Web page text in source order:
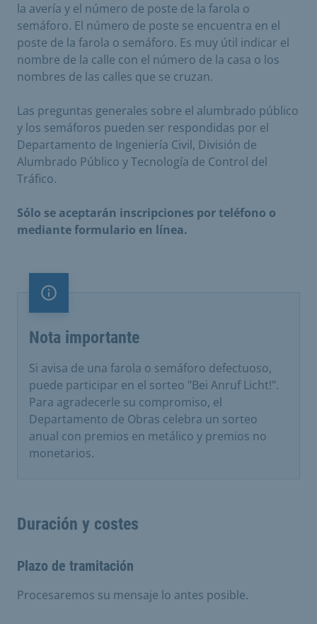
la avería y el número de poste de la farola o
semáforo. El número de poste se encuentra en el
poste de la farola o semáforo. Es muy útil indicar el
nombre de la calle con el número de la casa o los
nombres de las calles que se cruzan.
Las preguntas generales sobre el alumbrado público
y los semáforos pueden ser respondidas por el
Departamento de Ingeniería Civil, División de
Alumbrado Público y Tecnología de Control del
Tráfico.
Sólo se aceptarán inscripciones por teléfono o
mediante formulario en línea.
Nota importante
Nota importante
Si avisa de una farola o semáforo defectuoso,
puede participar en el sorteo "Bei Anruf Licht!".
Para agradecerle su compromiso, el
Departamento de Obras celebra un sorteo
anual con premios en metálico y premios no
monetarios.
Duración y costes
Plazo de tramitación
Procesaremos su mensaje lo antes posible.